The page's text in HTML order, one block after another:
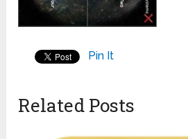
Pin It
Related Posts